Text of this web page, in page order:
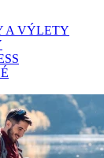
A VÝLETY